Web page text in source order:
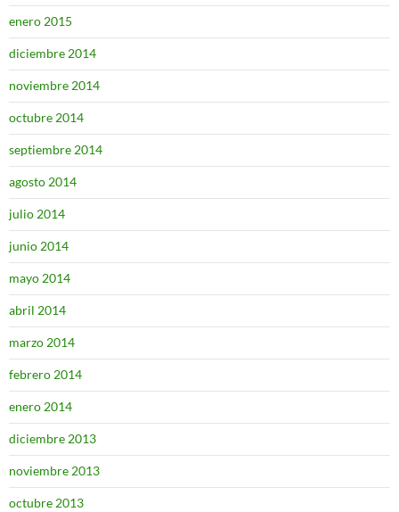
enero 2015
diciembre 2014
noviembre 2014
octubre 2014
septiembre 2014
agosto 2014
julio 2014
junio 2014
mayo 2014
abril 2014
marzo 2014
febrero 2014
enero 2014
diciembre 2013
noviembre 2013
octubre 2013